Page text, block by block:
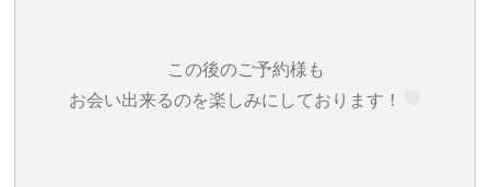
この後のご予約様も
お会い出来るのを楽しみにしております！‎